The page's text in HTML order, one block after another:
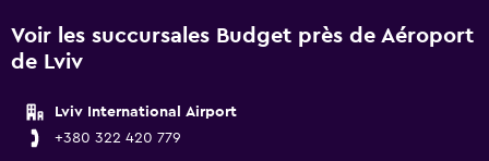
Voir les succursales Budget près de Aéroport
de Lviv
Lviv International Airport
+380 322 420 779